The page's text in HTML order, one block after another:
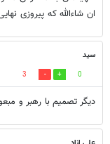
ان شاءالله که پیروزی
سید
0
3
دیگر تصمیم با رهبر و